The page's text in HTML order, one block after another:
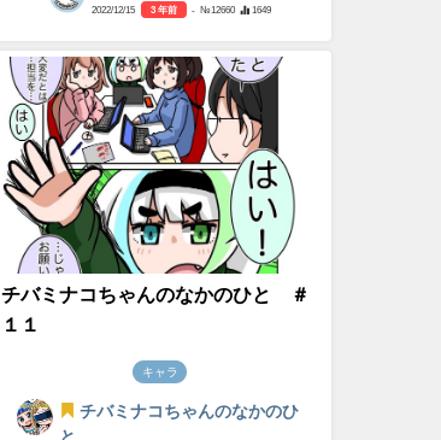
2022/12/15 3 年前 - №12660 1649
チバミナコちゃんのなかのひと ＃
１１
キャラ
チバミナコちゃんのなかのひ